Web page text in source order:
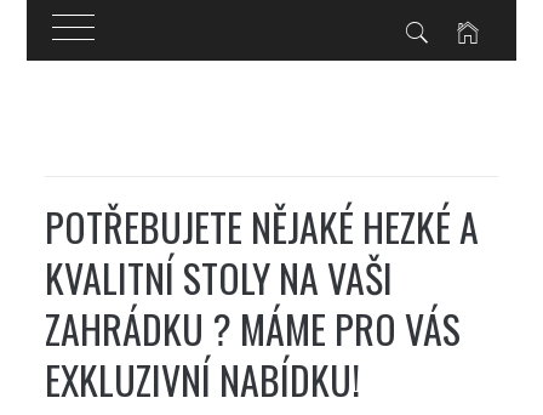
POTŘEBUJETE NĚJAKÉ HEZKÉ A
KVALITNÍ STOLY NA VAŠI
ZAHRÁDKU ? MÁME PRO VÁS
EXKLUZIVNÍ NABÍDKU!